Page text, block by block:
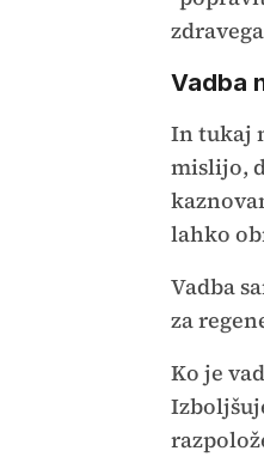
Vadba
In tukaj
mislijo,
lahko
Vadba
za
Ko je